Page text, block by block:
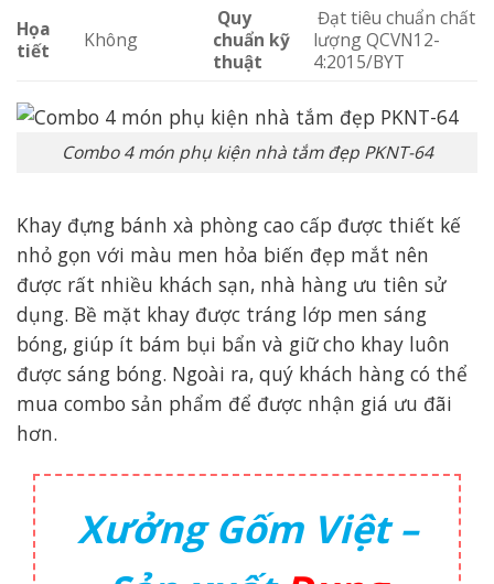
Họa
tiết
Không
Quy
chuẩn kỹ
thuật
Đạt tiêu chuẩn chất
lượng QCVN12-
4:2015/BYT
Combo 4 món phụ kiện nhà tắm đẹp PKNT-64
Khay đựng bánh xà phòng cao cấp được thiết kế
nhỏ gọn với màu men hỏa biến đẹp mắt nên
được rất nhiều khách sạn, nhà hàng ưu tiên sử
dụng. Bề mặt khay được tráng lớp men sáng
bóng, giúp ít bám bụi bẩn và giữ cho khay luôn
được sáng bóng. Ngoài ra, quý khách hàng có thể
mua combo sản phẩm để được nhận giá ưu đãi
hơn.
Xưởng Gốm Việt –